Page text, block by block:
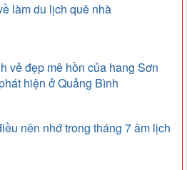
làm du lịch quê nhà
vẻ đẹp mê hồn của hang Sơn
hiện ở Quảng Bình
nên nhớ trong tháng 7 âm lịch